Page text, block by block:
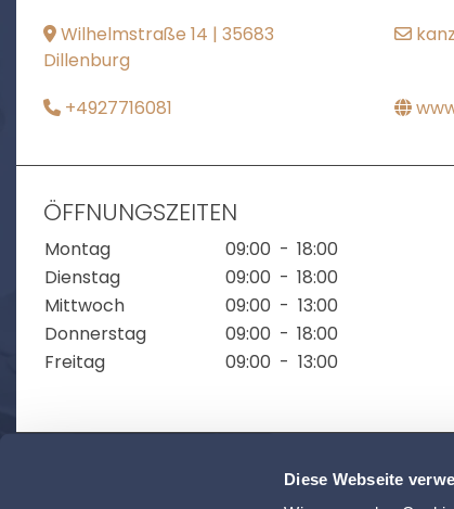
Diese Webseite
Wilhelmstraße 14 | 35683
Dillenburg
+4927716081
ÖFFNUNGSZEITEN
Montag 09:00 - 18:00
Dienstag
09:00 - 18:00
Mittwoch
09:00 - 13:00
Donnerstag
09:00 - 18:00
Freitag
09:00 - 13:00